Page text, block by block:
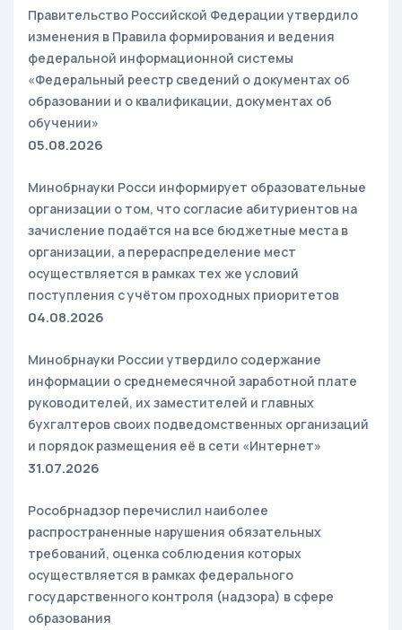
Правительство Российской Федерации утвердило
изменения в Правила формирования и ведения
федеральной информационной системы
«Федеральный реестр сведений о документах об
образовании и о квалификации, документах об
обучении»
05.08.2026
Минобрнауки Росси информирует образовательные
организации о том, что согласие абитуриентов на
зачисление подаётся на все бюджетные места в
организации, а перераспределение мест
осуществляется в рамках тех же условий
поступления с учётом проходных приоритетов
04.08.2026
Минобрнауки России утвердило содержание
информации о среднемесячной заработной плате
руководителей, их заместителей и главных
бухгалтеров своих подведомственных организаций
и порядок размещения её в сети «Интернет»
31.07.2026
Рособрнадзор перечислил наиболее
распространенные нарушения обязательных
требований, оценка соблюдения которых
осуществляется в рамках федерального
государственного контроля (надзора) в сфере
образования